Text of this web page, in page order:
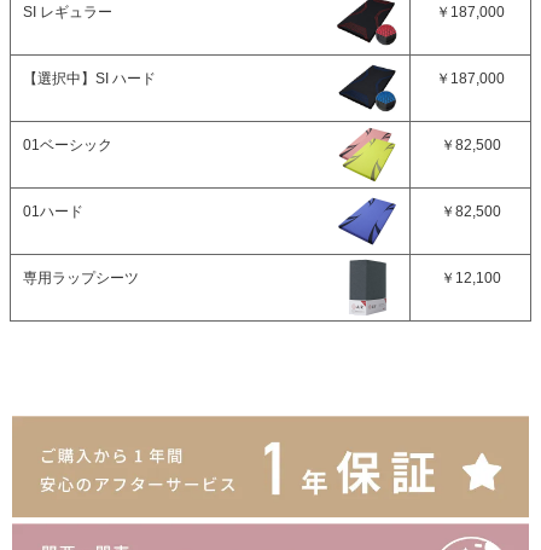
SI レギュラー ￥187,000
【選択中】 SI ハード ￥187,000
01ベーシック ￥82,500
01ハード ￥82,500
専用ラップシーツ ￥12,100